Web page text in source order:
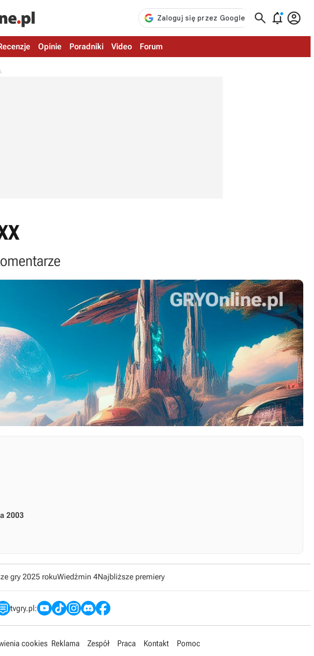
  
Opinie Poradniki Video Forum
2003
gry 2025 rokuWiedźmin 4Najbliższe premiery
tvgry.pl:
cookies Reklama Zespół Praca Kontakt Pomoc